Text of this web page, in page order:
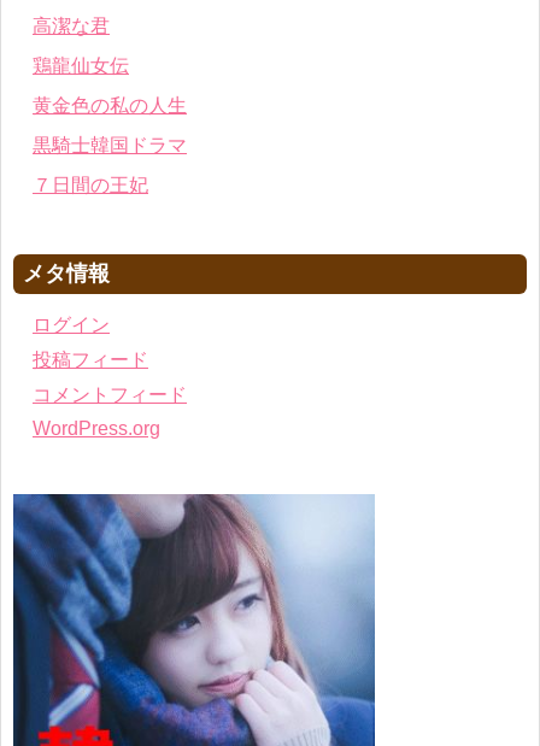
高潔な君
鶏龍仙女伝
黄金色の私の人生
黒騎士韓国ドラマ
７日間の王妃
メタ情報
ログイン
投稿フィード
コメントフィード
WordPress.org